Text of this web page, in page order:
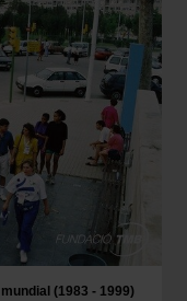
(1983 - 1999)